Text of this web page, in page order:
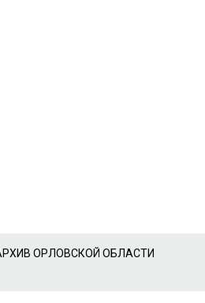
ОРЛОВСКОЙ ОБЛАСТИ